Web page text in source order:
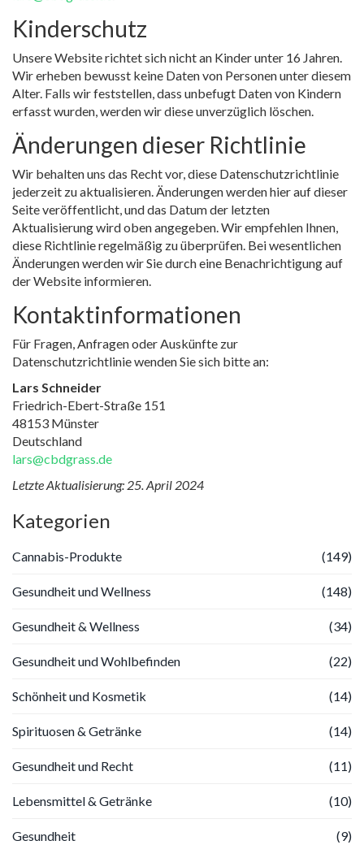
Kinderschutz
Unsere Website richtet sich nicht an Kinder unter 16 Jahren.
Wir erheben bewusst keine Daten von Personen unter diesem
Alter. Falls wir feststellen, dass unbefugt Daten von Kindern
erfasst wurden, werden wir diese unverzüglich löschen.
Änderungen dieser Richtlinie
Wir behalten uns das Recht vor, diese Datenschutzrichtlinie
jederzeit zu aktualisieren. Änderungen werden hier auf dieser
Seite veröffentlicht, und das Datum der letzten
Aktualisierung wird oben angegeben. Wir empfehlen Ihnen,
diese Richtlinie regelmäßig zu überprüfen. Bei wesentlichen
Änderungen werden wir Sie durch eine Benachrichtigung auf
der Website informieren.
Kontaktinformationen
Für Fragen, Anfragen oder Auskünfte zur
Datenschutzrichtlinie wenden Sie sich bitte an:
Lars Schneider
Friedrich-Ebert-Straße 151
48153 Münster
Deutschland
lars@cbdgrass.de
Letzte Aktualisierung: 25. April 2024
Kategorien
Cannabis-Produkte (149)
Gesundheit und Wellness (148)
Gesundheit & Wellness (34)
Gesundheit und Wohlbefinden (22)
Schönheit und Kosmetik (14)
Spirituosen & Getränke (14)
Gesundheit und Recht (11)
Lebensmittel & Getränke (10)
Gesundheit (9)